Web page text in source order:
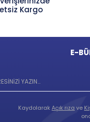
Kargo
E-
KaydolarakAçık rıza ve